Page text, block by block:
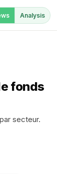
Analysis
fonds
secteur.